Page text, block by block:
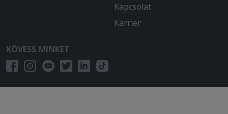
Kapcsolat
Karrier
KÖVESS MINKET